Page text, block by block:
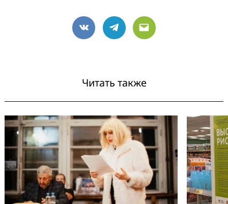
VK Telegram
Email
Читать также